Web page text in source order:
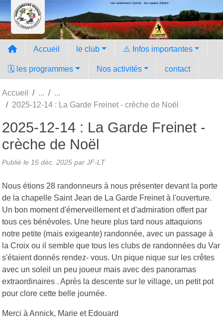
Les randonneurs hyèrois - les copains d'abord
Accueil le club ⚠️ Infos importantes
🗓️ les programmes Nos activités contact
Accueil
2025-12-14 : La Garde Freinet - crèche de Noël
2025-12-14 : La Garde Freinet -
crèche de Noël
Publié le 15 déc. 2025 par JF-LT
Nous étions 28 randonneurs à nous présenter devant la porte
de la chapelle Saint Jean de La Garde Freinet à l'ouverture.
Un bon moment d'émerveillement et d'admiration offert par
tous ces bénévoles. Une heure plus tard nous attaquions
notre petite (mais exigeante) randonnée, avec un passage à
la Croix ou il semble que tous les clubs de randonnées du Var
s'étaient donnés rendez- vous. Un pique nique sur les crêtes
avec un soleil un peu joueur mais avec des panoramas
extraordinaires . Après la descente sur le village, un petit pot
pour clore cette belle journée.
Merci à Annick, Marie et Edouard
Panneau de gestion des cookies